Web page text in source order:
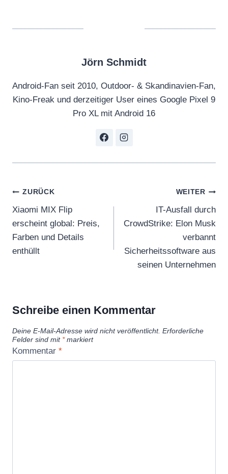
Jörn Schmidt
Android-Fan seit 2010, Outdoor- & Skandinavien-Fan,
Kino-Freak und derzeitiger User eines Google Pixel 9
Pro XL mit Android 16
Beitragsnavigation
ZURÜCK
Xiaomi MIX Flip
erscheint global: Preis,
Farben und Details
enthüllt
WEITER
IT-Ausfall durch
CrowdStrike: Elon Musk
verbannt
Sicherheitssoftware aus
seinen Unternehmen
Schreibe einen Kommentar
Deine E-Mail-Adresse wird nicht veröffentlicht. Erforderliche
Felder sind mit *markiert
Kommentar *